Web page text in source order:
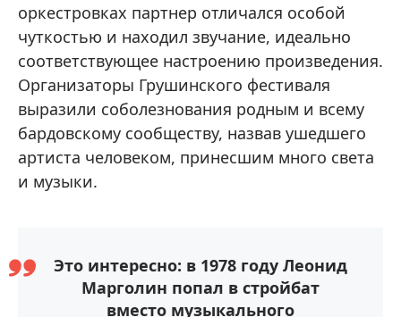
оркестровках партнер отличался особой
чуткостью и находил звучание, идеально
соответствующее настроению произведения.
Организаторы Грушинского фестиваля
выразили соболезнования родным и всему
бардовскому сообществу, назвав ушедшего
артиста человеком, принесшим много света
и музыки.
Это интересно: в 1978 году Леонид
Марголин попал в стройбат
вместо музыкального